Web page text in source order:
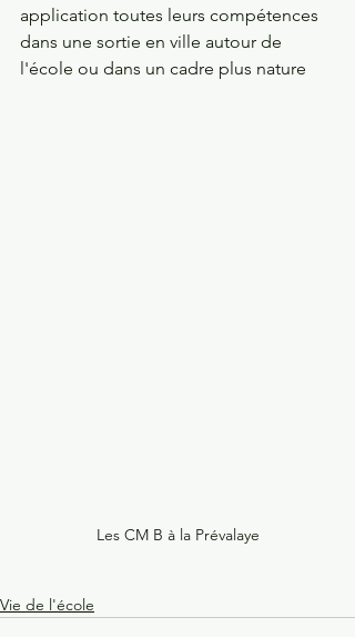
application toutes leurs compétences
dans une sortie en ville autour de
l'école ou dans un cadre plus nature
Les CM B à la Prévalaye
Vie de l'école